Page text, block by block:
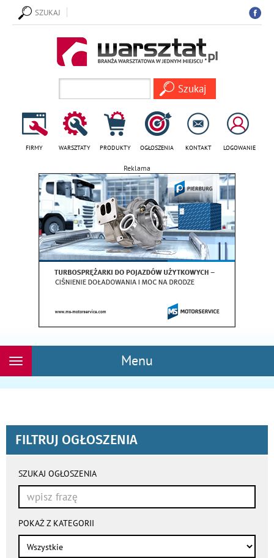
SZUKAJ
FIRMY WARSZTATY PRODUKTY OGŁOSZENIA KONTAKT LOGOWANIE
Reklama
Menu
Rozwiń
FILTRUJ OGŁOSZENIA
wyszukiwania
automatycznie
SZUKAJ OGŁOSZENIA
POKAŻ Z KATEGORII